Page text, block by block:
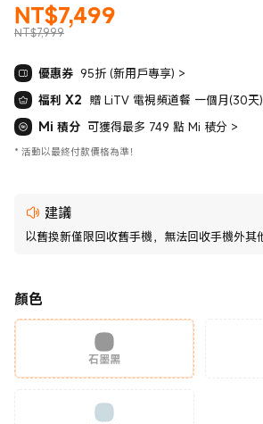
NT$7,499
現價 NT$7499.00
NT$7,999
優惠券 95折 (新用戶專享) >
福利 X2
Mi 積分 可獲得最多 749 點 Mi 積分 >
* 活動以最終付款價格為準！
建議
以舊換新僅限回收舊手機，無法回收手機外其
顏色
石墨黑